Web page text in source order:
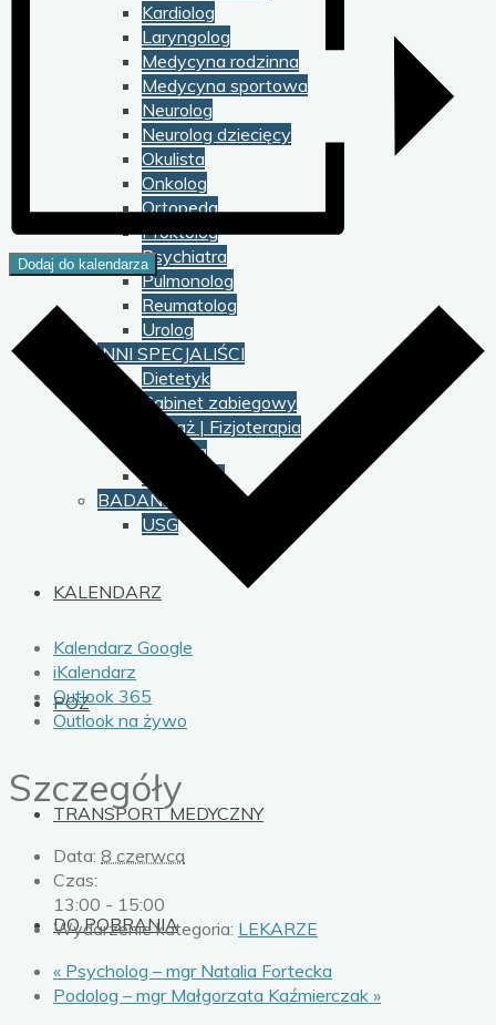
Kardiolog
Laryngolog
Medycyna rodzinna
Medycyna sportowa
Neurolog
Neurolog dziecięcy
Okulista
Onkolog
Ortopeda
Proktolog
Psychiatra
Pulmonolog
Reumatolog
Urolog
INNI SPECJALIŚCI
Dietetyk
Gabinet zabiegowy
Masaż | Fizjoterapia
Podolog
Psycholog
BADANIA
USG
KALENDARZ
POZ
TRANSPORT MEDYCZNY
DO POBRANIA
Dodaj do kalendarza
Kalendarz Google
iKalendarz
Outlook 365
Outlook na żywo
Szczegóły
Data: 8 czerwca
Czas:
13:00 - 15:00
Wydarzenie kategoria: LEKARZE
« Psycholog – mgr Natalia Fortecka
Podolog – mgr Małgorzata Kaźmierczak »